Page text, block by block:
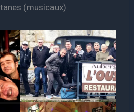
(musicaux).